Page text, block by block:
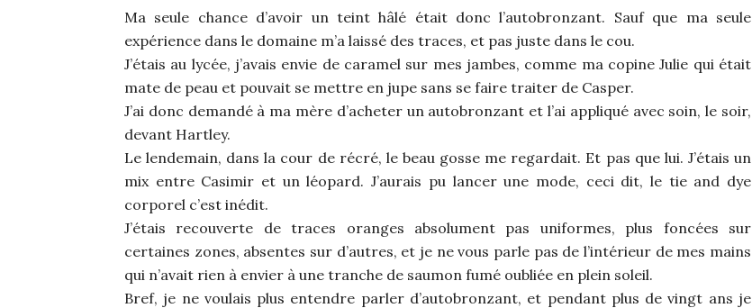
Ma seule chance d’avoir un teint hâlé était donc l’autobronzant. Sauf que ma seule
expérience dans le domaine m’a laissé des traces, et pas juste dans le cou.
J’étais au lycée, j’avais envie de caramel sur mes jambes, comme ma copine Julie qui était
mate de peau et pouvait se mettre en jupe sans se faire traiter de Casper.
J’ai donc demandé à ma mère d’acheter un autobronzant et l’ai appliqué avec soin, le soir,
devant Hartley.
Le lendemain, dans la cour de récré, le beau gosse me regardait. Et pas que lui. J’étais un
mix entre Casimir et un léopard. J’aurais pu lancer une mode, ceci dit, le tie and dye
corporel c’est inédit.
J’étais recouverte de traces oranges absolument pas uniformes, plus foncées sur
certaines zones, absentes sur d’autres, et je ne vous parle pas de l’intérieur de mes mains
qui n’avait rien à envier à une tranche de saumon fumé oubliée en plein soleil.
Bref, je ne voulais plus entendre parler d’autobronzant, et pendant plus de vingt ans je